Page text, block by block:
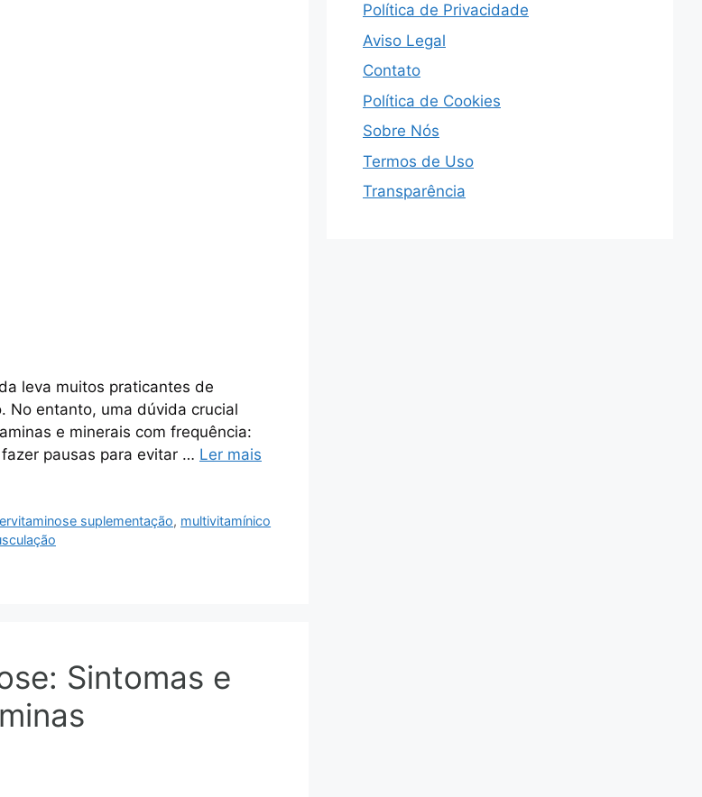
leva muitos praticantes de
No entanto, uma dúvida crucial
e minerais com frequência:
pausas para evitar … Ler mais
suplementação, multivitamínico
Sintomas e
Política de Privacidade
Aviso Legal
Contato
Política de Cookies
Sobre Nós
Termos de Uso
Transparência